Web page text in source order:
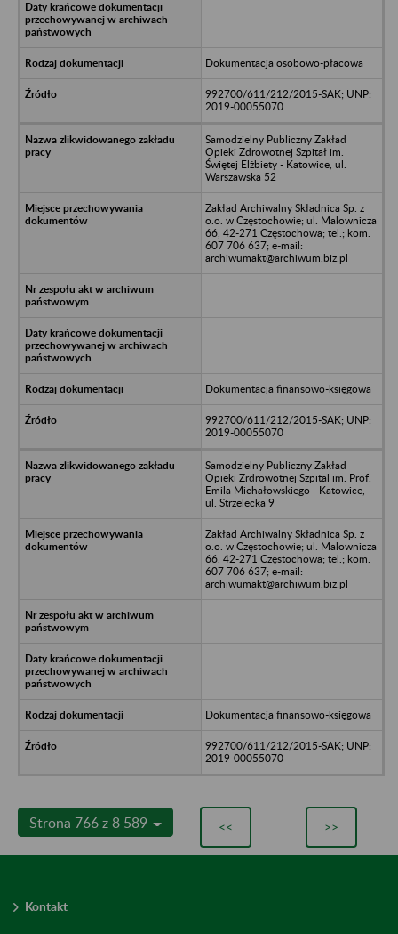
Dokumentacja osobowo-płacowa
992700/611/212/2015-SAK; UNP:
2019-00055070
Samodzielny Publiczny Zakład
Opieki Zdrowotnej Szpitał im.
Świętej Elżbiety - Katowice, ul.
Warszawska 52
Zakład Archiwalny Składnica Sp. z
o.o. w Częstochowie; ul. Malownicza
66, 42-271 Częstochowa; tel.; kom.
607 706 637; e-mail:
archiwumakt@archiwum.biz.pl
Dokumentacja finansowo-księgowa
992700/611/212/2015-SAK; UNP:
2019-00055070
Samodzielny Publiczny Zakład
Opieki Zrdrowotnej Szpital im. Prof.
Emila Michałowskiego - Katowice,
ul. Strzelecka 9
Zakład Archiwalny Składnica Sp. z
o.o. w Częstochowie; ul. Malownicza
66, 42-271 Częstochowa; tel.; kom.
607 706 637; e-mail:
archiwumakt@archiwum.biz.pl
Dokumentacja finansowo-księgowa
992700/611/212/2015-SAK; UNP:
2019-00055070
Strona 766 z 8 589 << >>
Kontakt